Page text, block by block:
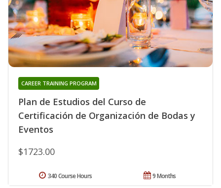
Plan de Estudios del Curso de
Certificación de Organización de Bodas y
Eventos
CAREER TRAINING PROGRAM
$1723.00
9 Months
340 Course Hours